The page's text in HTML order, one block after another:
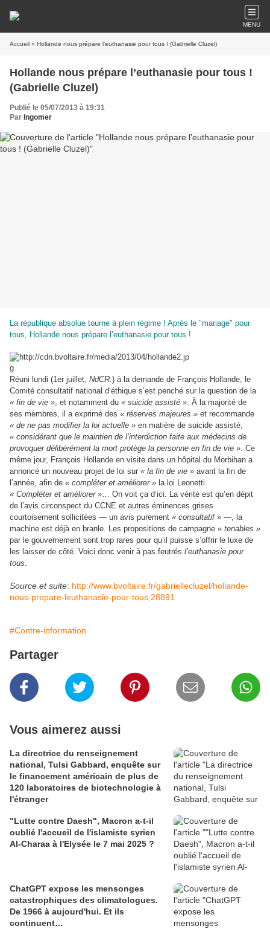
MENU
Accueil » Hollande nous prépare l’euthanasie pour tous ! (Gabrielle Cluzel)
Hollande nous prépare l’euthanasie pour tous !
(Gabrielle Cluzel)
Publié le 05/07/2013 à 19:31
Par Ingomer
La république absolue tourne à plein régime ! Après le "mariage" pour
tous, Hollande nous prépare l’euthanasie pour tous !
Réuni lundi (1er juillet, NdCR.) à la demande de François Hollande, le
Comité consultatif national d’éthique s’est penché sur la question de la
« fin de vie », et notamment du « suicide assisté ». À la majorité de
ses membres, il a exprimé des « réserves majeures » et recommande
« de ne pas modifier la loi actuelle » en matière de suicide assisté,
« considérant que le maintien de l’interdiction faite aux médecins de
provoquer délibérément la mort protège la personne en fin de vie ». Ce
même jour, François Hollande en visite dans un hôpital du Morbihan a
annoncé un nouveau projet de loi sur « la fin de vie » avant la fin de
l’année, afin de « compléter et améliorer » la loi Leonetti.
« Compléter et améliorer »… On voit ça d’ici. La vérité est qu’en dépit
de l’avis circonspect du CCNE et autres éminences grises
courtoisement sollicitées — un avis purement « consultatif » —, la
machine est déjà en branle. Les propositions de campagne « tenables »
par le gouvernement sont trop rares pour qu’il puisse s’offrir le luxe de
les laisser de côté. Voici donc venir à pas feutrés l’euthanasie pour
tous.
Source et suite: http://www.bvoltaire.fr/gabriellecluzel/hollande-
nous-prepare-leuthanasie-pour-tous,28891
#Contre-information
Partager
Vous aimerez aussi
La directrice du renseignement
national, Tulsi Gabbard, enquête sur
le financement américain de plus de
120 laboratoires de biotechnologie à
l'étranger
"Lutte contre Daesh", Macron a-t-il
oublié l'accueil de l'islamiste syrien
Al-Charaa à l'Elysée le 7 mai 2025 ?
ChatGPT expose les mensonges
catastrophiques des climatologues.
De 1966 à aujourd'hui. Et ils
continuent…